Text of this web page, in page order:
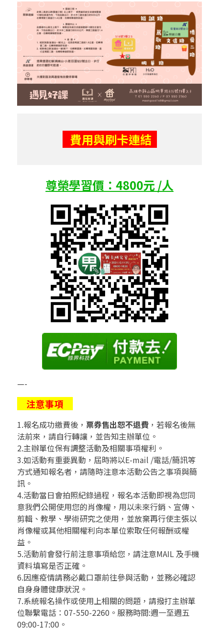
費用與刷卡連結
尊榮學習價：4800元 /人
—-
注意事項
1.報名成功繳費後， 票券售出恕不退費 ，若報名後無
法前來，請自行轉讓，並告知主辦單位。
2.主辦單位保有調整活動及相關事項權利。
3.如活動有重要異動，屆時將以E-mail /電話/簡訊等
方式通知報名者，請隨時注意本活動公告之事項與簡
訊。
4.活動當日會拍照紀錄過程，報名本活動即視為您同
意我們公開使用您的肖像權，用以未來行銷、宣傳、
剪輯、教學、學術研究之使用，並放棄再行使主張以
肖像權或其他相關權利向本單位索取任何報酬或權
益。
5.活動前會發行前注意事項給您，請注意MAIL 及手機
資料填寫是否正確。
6.因應疫情請務必戴口罩前往參與活動，並務必確認
自身身體健康狀況。
7.系統報名操作或使用上相關的問題，請撥打主辦單
位聯繫電話：07-550-2260。服務時間:週一至週五
09:00-17:00。